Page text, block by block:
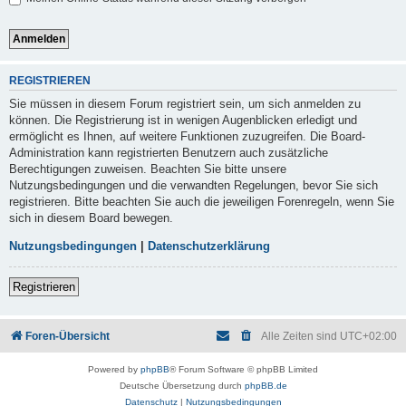
REGISTRIEREN
Sie müssen in diesem Forum registriert sein, um sich anmelden zu
können. Die Registrierung ist in wenigen Augenblicken erledigt und
ermöglicht es Ihnen, auf weitere Funktionen zuzugreifen. Die Board-
Administration kann registrierten Benutzern auch zusätzliche
Berechtigungen zuweisen. Beachten Sie bitte unsere
Nutzungsbedingungen und die verwandten Regelungen, bevor Sie sich
registrieren. Bitte beachten Sie auch die jeweiligen Forenregeln, wenn Sie
sich in diesem Board bewegen.
Nutzungsbedingungen Datenschutzerklärung
Registrieren
Foren-Übersicht Alle Zeiten sind UTC+02:00
Powered by phpBB® Forum Software © phpBB Limited
Deutsche Übersetzung durch phpBB.de
Datenschutz| Nutzungsbedingungen